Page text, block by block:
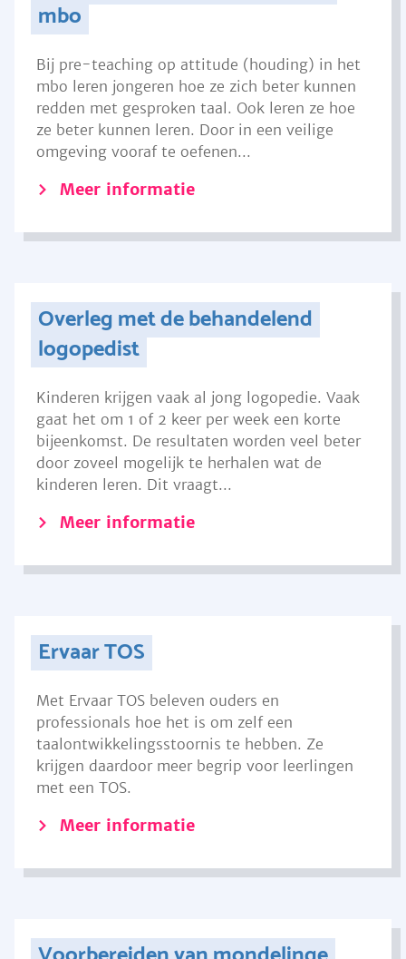
mbo
Bij pre-teaching op attitude (houding) in het
mbo leren jongeren hoe ze zich beter kunnen
redden met gesproken taal. Ook leren ze hoe
ze beter kunnen leren. Door in een veilige
omgeving vooraf te oefenen...
Meer informatie
Overleg met de behandelend
logopedist
Kinderen krijgen vaak al jong logopedie. Vaak
gaat het om 1 of 2 keer per week een korte
bijeenkomst. De resultaten worden veel beter
door zoveel mogelijk te herhalen wat de
kinderen leren. Dit vraagt...
Meer informatie
Ervaar TOS
Met Ervaar TOS beleven ouders en
professionals hoe het is om zelf een
taalontwikkelingsstoornis te hebben. Ze
krijgen daardoor meer begrip voor leerlingen
met een TOS.
Meer informatie